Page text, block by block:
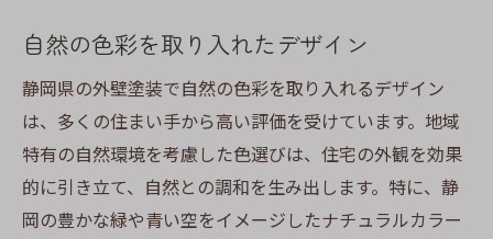
自然の色彩を取り入れたデザイン
静岡県の外壁塗装で自然の色彩を取り入れるデザイン
は、多くの住まい手から高い評価を受けています。地域
特有の自然環境を考慮した色選びは、住宅の外観を効果
的に引き立て、自然との調和を生み出します。特に、静
岡の豊かな緑や青い空をイメージしたナチュラルカラー